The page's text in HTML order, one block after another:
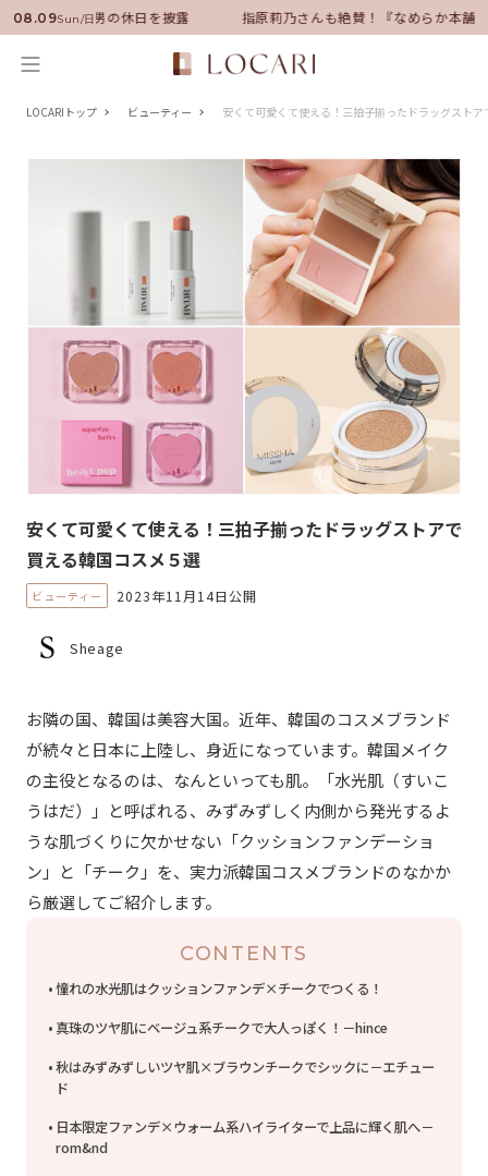
08.09Sun/日
就任！いい男の休日を披露 指原莉乃さんも絶賛！『なめらか本舗』
LOCARIトップ ビューティー 安くて可愛くて使える！三拍子揃ったドラッグスト
安くて可愛くて使える！三拍子揃ったドラッグストアで
買える韓国コスメ５選
ビューティー 2023年11月14日公開
Sheage
お隣の国、韓国は美容大国。近年、韓国のコスメブランド
が続々と日本に上陸し、身近になっています。韓国メイク
の主役となるのは、なんといっても肌。「水光肌（すいこ
うはだ）」と呼ばれる、みずみずしく内側から発光するよ
うな肌づくりに欠かせない「クッションファンデーショ
ン」と「チーク」を、実力派韓国コスメブランドのなかか
ら厳選してご紹介します。
CONTENTS
憧れの水光肌はクッションファンデ×チークでつくる！
真珠のツヤ肌にベージュ系チークで大人っぽく！－hince
秋はみずみずしいツヤ肌×ブラウンチークでシックに－エチュー
ド
日本限定ファンデ×ウォーム系ハイライターで上品に輝く肌へ－
rom&nd